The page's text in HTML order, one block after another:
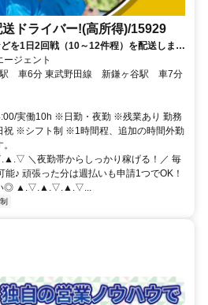
ドライバー!(高所得)/15929
を1日2回戦（10～12件程）を配送しま
ジェント
アクセス: 新京成線 初富駅 車6分 東武野田線 新鎌ヶ谷駅 車7分
実働10h ※日勤・夜勤 ※残業あり 勤務
祝 ※シフト制 ※1時間程、追加の時間外勤
＼夜勤帯からしっかり稼げる！／ 毎
能♪ 頑張った分は週払いも申請1つでOK！
い◎ ▲.▽.▲.▽.▲.▽...